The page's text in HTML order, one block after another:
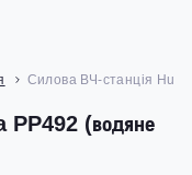
Силова ВЧ-станція
PP492 (водяне